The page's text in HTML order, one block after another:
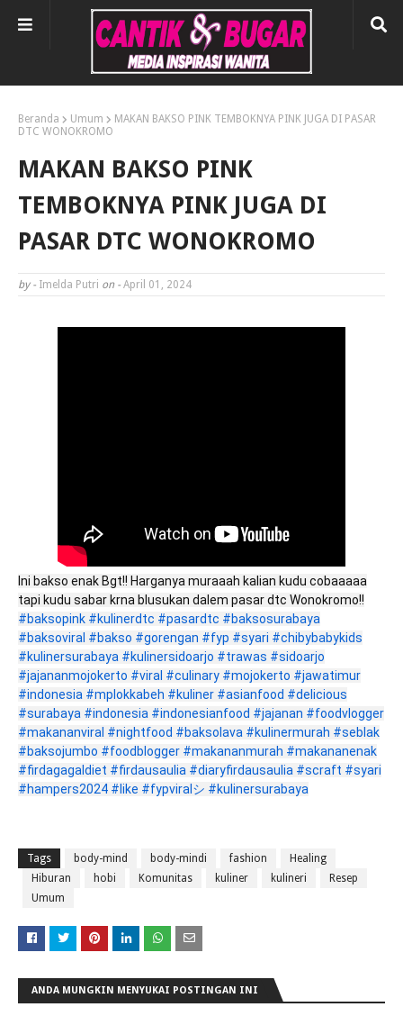
Beranda Umum
MAKAN BAKSO PINK TEMBOKNYA PINK JUGA DI PASAR
DTC WONOKROMO
MAKAN BAKSO PINK
TEMBOKNYA PINK JUGA DI
PASAR DTC WONOKROMO
by - Imelda Putri on - April 01, 2024
Ini bakso enak Bgt!! Harganya muraaah kalian kudu cobaaaaa
tapi kudu sabar krna blusukan dalem pasar dtc Wonokromo!!
#baksopink #kulinerdtc #pasardtc #baksosurabaya
#baksoviral #bakso #gorengan #fyp #syari #chibybabykids
#kulinersurabaya #kulinersidoarjo #trawas #sidoarjo
#jajananmojokerto #viral #culinary #mojokerto #jawatimur
#indonesia #mplokkabeh #kuliner #asianfood #delicious
#surabaya #indonesia #indonesianfood #jajanan #foodvlogger
#makananviral #nightfood #baksolava #kulinermurah #seblak
#baksojumbo #foodblogger #makananmurah #makananenak
#firdagagaldiet #firdausaulia #diaryfirdausaulia #scraft #syari
#hampers2024 #like #fypviralシ #kulinersurabaya
Tags body-mind body-mindi fashion
Healing
Hiburan
hobi Komunitas kuliner kulineri
Resep
Umum
ANDA MUNGKIN MENYUKAI POSTINGAN INI